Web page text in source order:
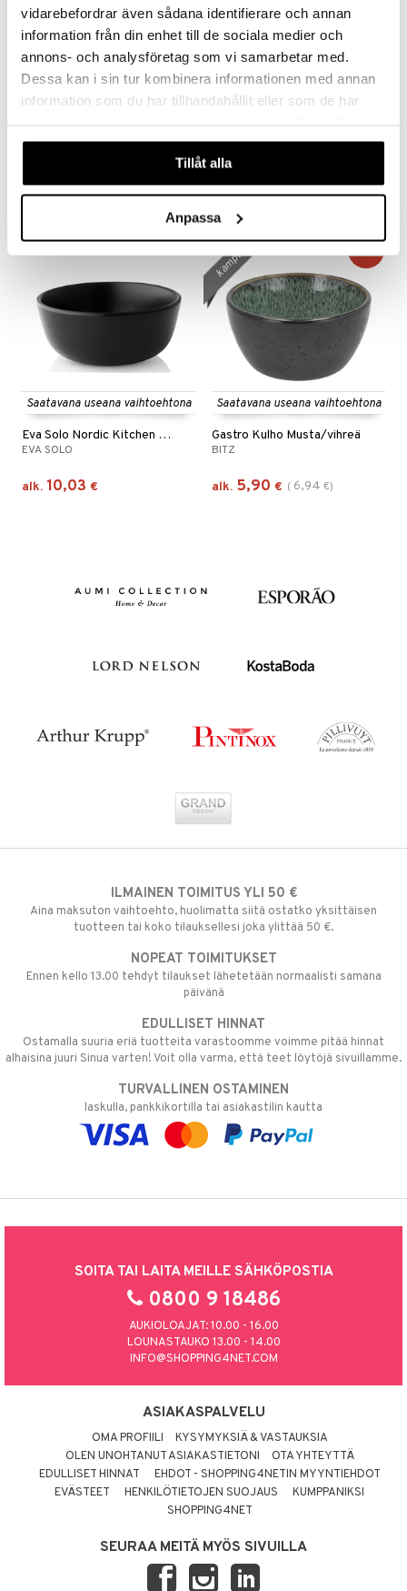
vidarebefordrar även sådana identifierare och annan
information från din enhet till de sociala medier och
annons- och analysföretag som vi samarbetar med.
Dessa kan i sin tur kombinera informationen med annan
information som du har tillhandahållit eller som de har
våra cookies vid fortsatt användande av vår webbplats.
Tillåt alla
Anpassa
BJØRN WIINBLAD
50,15 € (59€)
Saatavana useana vaihtoehtona
TOKYO DESIGN STUDIO
13,90 €
Saatavana useana vaihtoehtona
Eva Solo Nordic Kitchen Kulho
EVA SOLO
alk. 10,03 €
Saatavana useana vaihtoehtona
Gastro Kulho Musta/vihreä
BITZ
alk. 5,90 € ( 6,94 €)
kampanja
ILMAINEN TOIMITUS YLI 50 €
Aina maksuton vaihtoehto, huolimatta siitä ostatko yksittäisen
tuotteen tai koko tilauksellesi joka ylittää 50 €.
NOPEAT TOIMITUKSET
Ennen kello 13.00 tehdyt tilaukset lähetetään normaalisti samana
päivänä
EDULLISET HINNAT
Ostamalla suuria eriä tuotteita varastoomme voimme pitää hinnat
alhaisina juuri Sinua varten! Voit olla varma, että teet löytöjä sivuillamme.
TURVALLINEN OSTAMINEN
laskulla, pankkikortilla tai asiakastilin kautta
SOITA TAI LAITA MEILLE SÄHKÖPOSTIA
0800 9 18486
AUKIOLOAJAT: 10.00 - 16.00
LOUNASTAUKO 13.00 - 14.00
INFO@SHOPPING4NET.COM
ASIAKASPALVELU
OMA PROFIILI
KYSYMYKSIÄ & VASTAUKSIA
OLEN UNOHTANUT ASIAKASTIETONI
OTA YHTEYTTÄ
EDULLISET HINNAT
EHDOT - SHOPPING4NETIN MYYNTIEHDOT
EVÄSTEET
HENKILÖTIETOJEN SUOJAUS
KUMPPANIKSI
SHOPPING4NET
SEURAA MEITÄ MYÖS SIVUILLA